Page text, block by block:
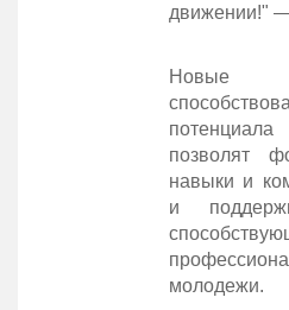
движении!"
Новые
позволят
навыки и
и
молодежи.